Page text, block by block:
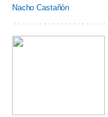
Nacho Castañón